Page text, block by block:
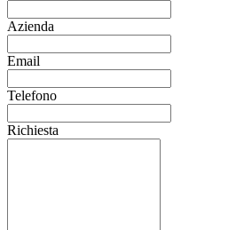
Azienda
Email
Telefono
Richiesta